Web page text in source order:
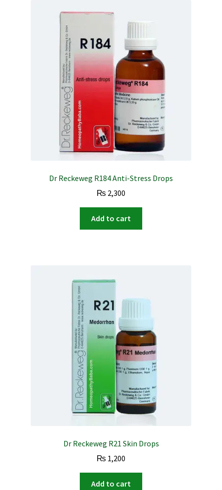
Dr Reckeweg R184 Anti-Stress Drops
₨ 2,300
Add to cart
Dr Reckeweg R21 Skin Drops
₨ 1,200
Add to cart